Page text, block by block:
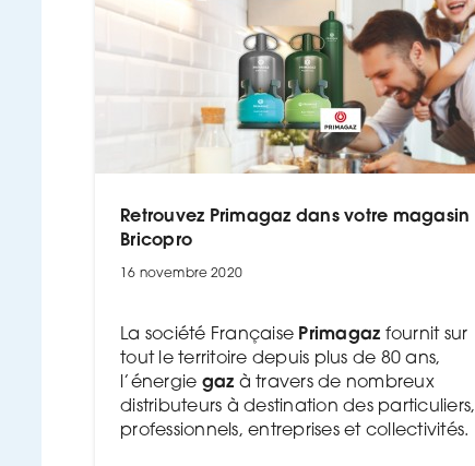
Retrouvez Primagaz dans votre magasin
Bricopro
16 novembre 2020
La société Française Primagaz fournit sur
tout le territoire depuis plus de 80 ans,
l’énergie gaz à travers de nombreux
distributeurs à destination des particuliers,
professionnels, entreprises et collectivités.